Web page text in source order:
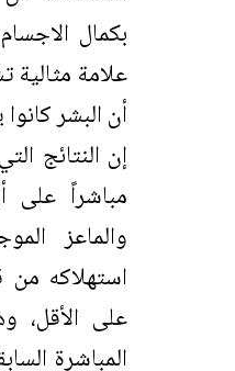
بكمال
علامة مثالية
أن البشر
إن النتائج
مباشراً على
والماعز
على الأقل،
المباشرة